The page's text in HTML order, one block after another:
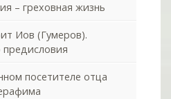
– греховная жизнь
Иов (Гумеров).
предисловия
посетителе отца